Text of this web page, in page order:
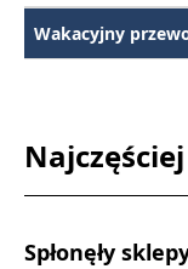
Wakacyjny
Spłonęły